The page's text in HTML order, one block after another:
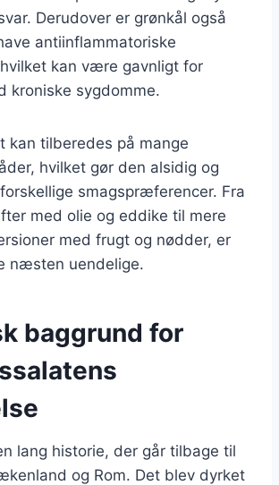
Derudover er grønkål også
antiinflammatoriske
kan være gavnligt for
kroniske sygdomme.
kan tilberedes på mange
hvilket gør den alsidig og
smagspræferencer. Fra
med olie og eddike til mere
med frugt og nødder, er
næsten uendelige.
baggrund for
lang historie, der går tilbage til
og Rom. Det blev dyrket